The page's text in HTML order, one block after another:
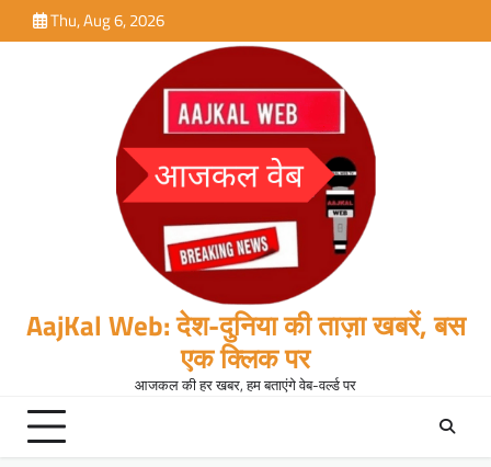
to
Thu, Aug 6, 2026
AajKal Web: देश-दुनिया की ताज़ा खबरें, बस
एक क्लिक पर
आजकल की हर खबर, हम बताएंगे वेब-वर्ल्ड पर